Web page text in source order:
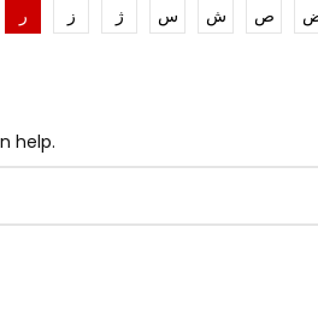
ر ز ژ س ش ص
help.